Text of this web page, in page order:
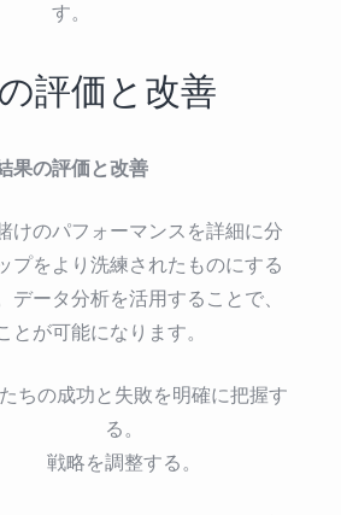
す。
評価と改善
果の評価と改善
けのパフォーマンスを詳細に分
プをより洗練されたものにする
データ分析を活用することで、
とが可能になります。
ちの成功と失敗を明確に把握す
る。
戦略を調整する。